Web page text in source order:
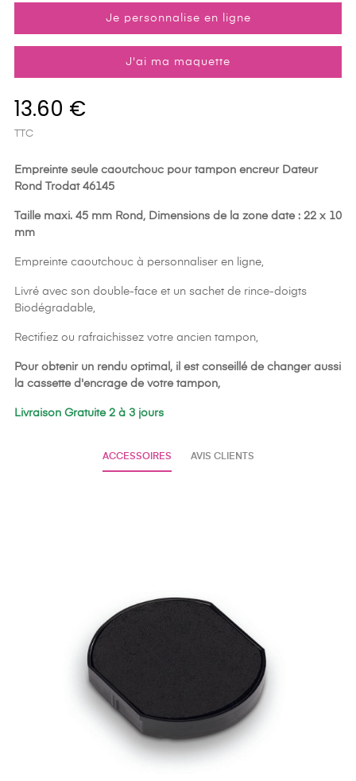
Je personnalise en ligne
J'ai ma maquette
13.60 €
TTC
Empreinte seule caoutchouc pour tampon encreur Dateur
Rond Trodat 46145
Taille maxi. 45 mm Rond, Dimensions de la zone date : 22 x 10
mm
Empreinte caoutchouc à personnaliser en ligne,
Livré avec son double-face et un sachet de rince-doigts
Biodégradable,
Rectifiez ou rafraichissez votre ancien tampon,
Pour obtenir un rendu optimal, il est conseillé de changer aussi
la cassette d'encrage de votre tampon,
Livraison Gratuite 2 à 3 jours
ACCESSOIRES AVIS CLIENTS